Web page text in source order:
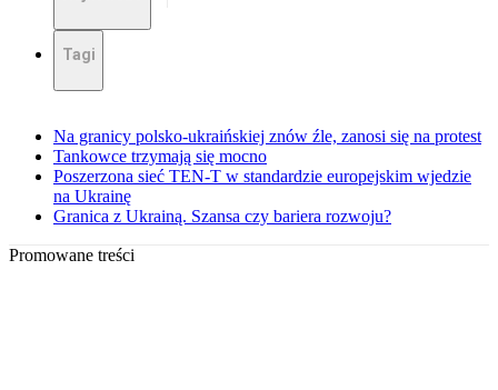
Tagi
Na granicy polsko-ukraińskiej znów źle, zanosi się na protest
Tankowce trzymają się mocno
Poszerzona sieć TEN-T w standardzie europejskim wjedzie
na Ukrainę
Granica z Ukrainą. Szansa czy bariera rozwoju?
Promowane treści